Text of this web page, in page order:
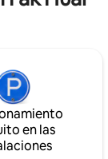
etc.
a
en las